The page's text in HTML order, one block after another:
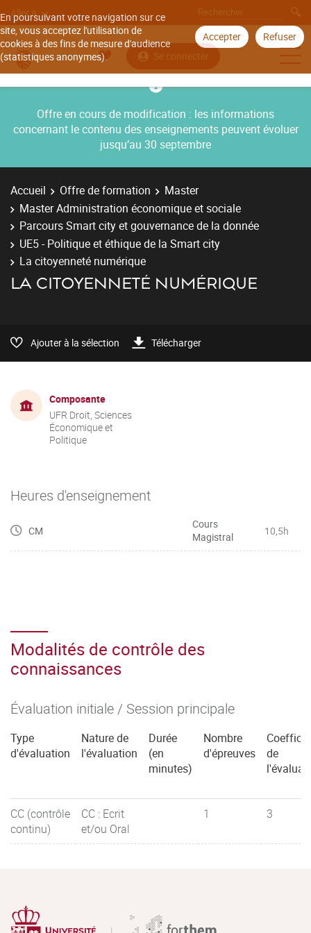
En poursuivant votre navigation sur ce
site, vous acceptez l'utilisation de
cookies à des fins de mesure d'audience
(statistiques anonymes).
Accepter Refuser
Aller à
Se connecter
Offre en cours de modification : les informations
concernant le contenu des enseignements peuvent évoluer
jusqu’au 30 septembre
Accueil Offre de formation
Master
Master Administration économique et sociale
Parcours Smart city et gouvernance de la donnée
UE5 - Politique et éthique de la Smart city
La citoyenneté numérique
LA CITOYENNETÉ NUMÉRIQUE
Ajouter à la sélection Télécharger
Composante
UFR Droit, Sciences
Économique et
Politique
Heures d'enseignement
CM
Cours
Magistral
10,5h
Modalités de contrôle des
connaissances
Évaluation initiale / Session principale
Type
d'évaluation
Nature de
l'évaluation
Durée
(en
minutes)
Nombre
d'épreuves
de
CC (contrôle
continu)
CC : Ecrit
et/ou Oral
1 3